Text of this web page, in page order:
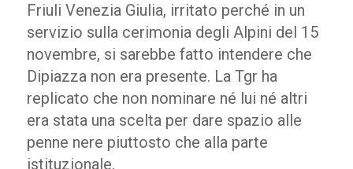
Friuli Venezia Giulia, irritato perché in un
servizio sulla cerimonia degli Alpini del 15
novembre, si sarebbe fatto intendere che
Dipiazza non era presente. La Tgr ha
replicato che non nominare né lui né altri
era stata una scelta per dare spazio alle
penne nere piuttosto che alla parte
istituzionale.